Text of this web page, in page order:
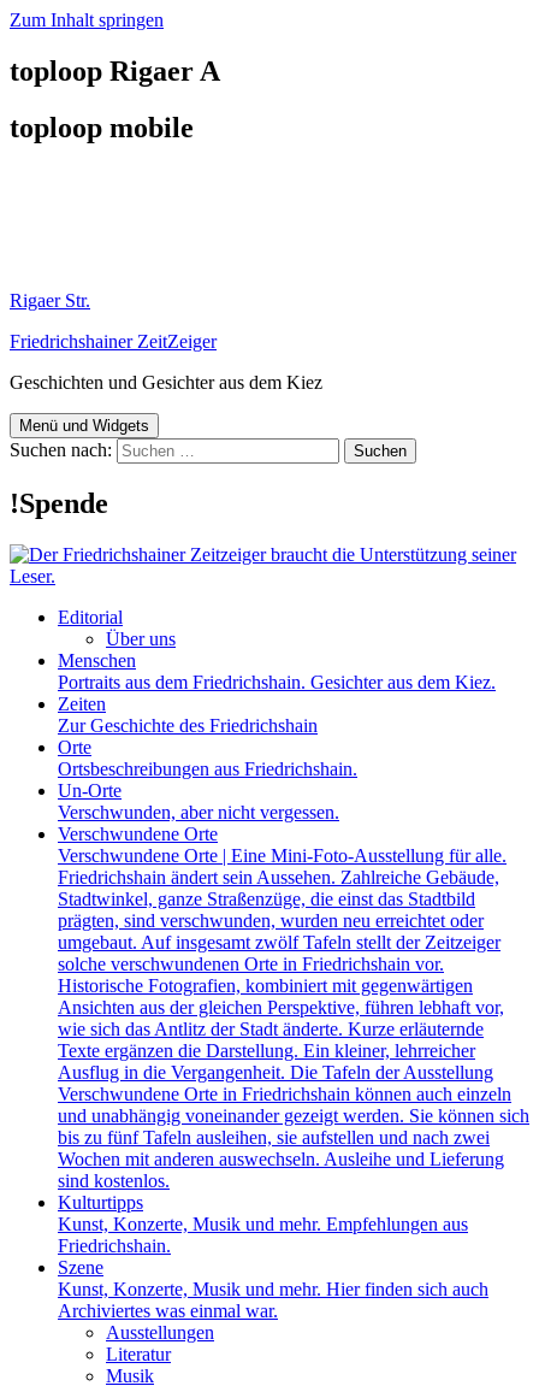
Zum Inhalt springen
toploop Rigaer A
toploop mobile
Rigaer Str.
Friedrichshainer ZeitZeiger
Geschichten und Gesichter aus dem Kiez
Menü und Widgets
Suchen nach:
!Spende
Editorial
Über uns
Menschen
Portraits aus dem Friedrichshain. Gesichter aus dem Kiez.
Zeiten
Zur Geschichte des Friedrichshain
Orte
Ortsbeschreibungen aus Friedrichshain.
Un-Orte
Verschwunden, aber nicht vergessen.
Verschwundene Orte
Verschwundene Orte | Eine Mini-Foto-Ausstellung für alle.
Friedrichshain ändert sein Aussehen. Zahlreiche Gebäude,
Stadtwinkel, ganze Straßenzüge, die einst das Stadtbild
prägten, sind verschwunden, wurden neu erreichtet oder
umgebaut. Auf insgesamt zwölf Tafeln stellt der Zeitzeiger
solche verschwundenen Orte in Friedrichshain vor.
Historische Fotografien, kombiniert mit gegenwärtigen
Ansichten aus der gleichen Perspektive, führen lebhaft vor,
wie sich das Antlitz der Stadt änderte. Kurze erläuternde
Texte ergänzen die Darstellung. Ein kleiner, lehrreicher
Ausflug in die Vergangenheit. Die Tafeln der Ausstellung
Verschwundene Orte in Friedrichshain können auch einzeln
und unabhängig voneinander gezeigt werden. Sie können sich
bis zu fünf Tafeln ausleihen, sie aufstellen und nach zwei
Wochen mit anderen auswechseln. Ausleihe und Lieferung
sind kostenlos.
Kulturtipps
Kunst, Konzerte, Musik und mehr. Empfehlungen aus
Friedrichshain.
Szene
Kunst, Konzerte, Musik und mehr. Hier finden sich auch
Archiviertes was einmal war.
Ausstellungen
Literatur
Musik